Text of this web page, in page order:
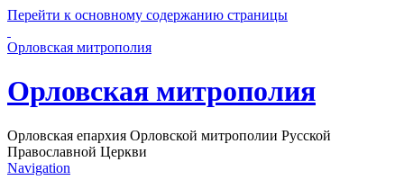
Перейти к основному содержанию страницы
Орловская митрополия
Орловская митрополия
Орловская епархия Орловской митрополии Русской
Православной Церкви
Navigation